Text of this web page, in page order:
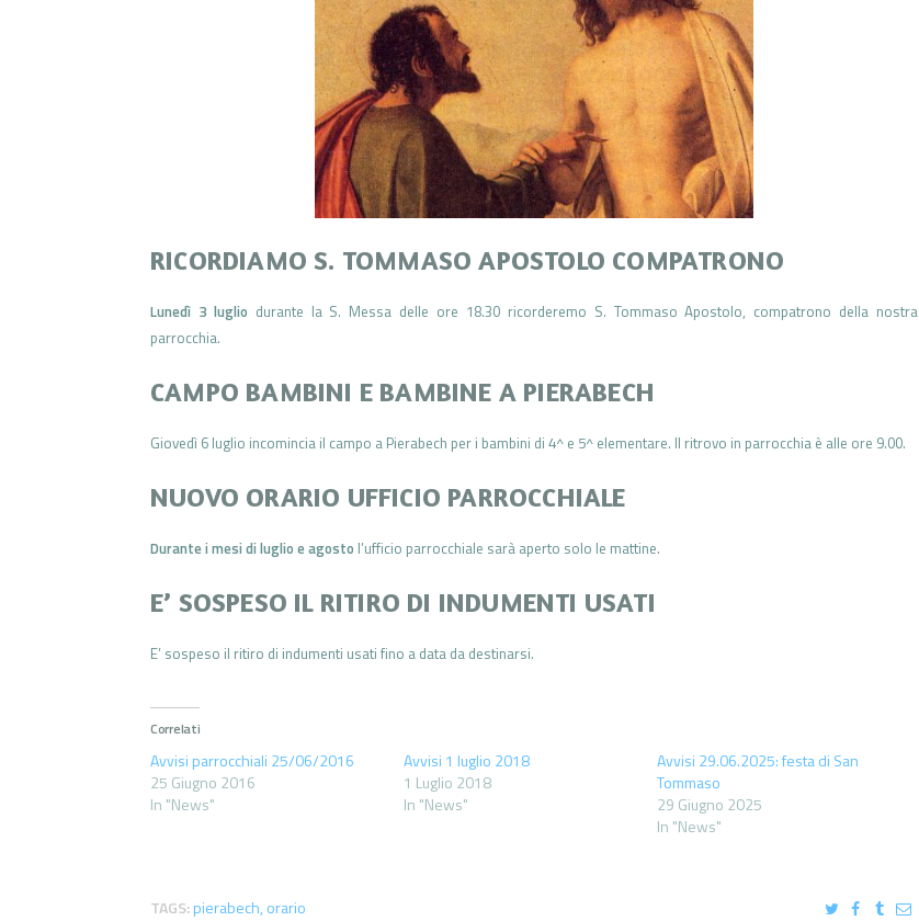
RICORDIAMO S. TOMMASO APOSTOLO COMPATRONO
Lunedì 3 luglio durante la S. Messa delle ore 18.30 ricorderemo S. Tommaso Apostolo, compatrono della nostra
parrocchia.
CAMPO BAMBINI E BAMBINE A PIERABECH
Giovedì 6 luglio incomincia il campo a Pierabech per i bambini di 4^ e 5^ elementare. Il ritrovo in parrocchia è alle ore 9.00.
NUOVO ORARIO UFFICIO PARROCCHIALE
Durante i mesi di luglio e agosto l’ufficio parrocchiale sarà aperto solo le mattine.
E’ SOSPESO IL RITIRO DI INDUMENTI USATI
E’ sospeso il ritiro di indumenti usati fino a data da destinarsi.
Correlati
Avvisi parrocchiali 25/06/2016
25 Giugno 2016
In "News"
Avvisi 1 luglio 2018
1 Luglio 2018
In "News"
Avvisi 29.06.2025: festa di San
Tommaso
29 Giugno 2025
In "News"
TAGS:pierabech, orario